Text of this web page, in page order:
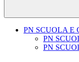
PN SCUOLA E
PN
PN